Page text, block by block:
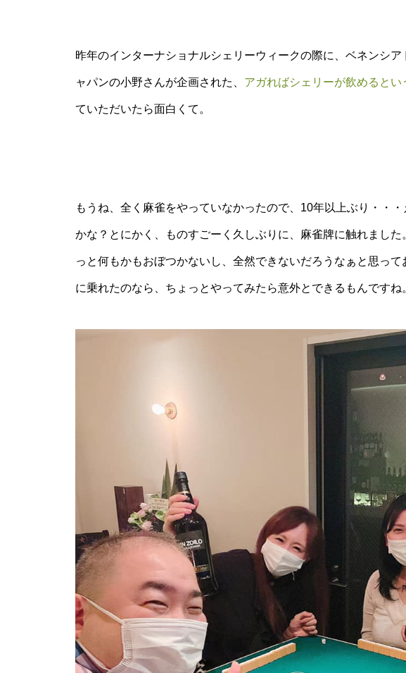
昨年のインターナショナルシェリーウィークの際に、ベネンシ
ャパンの小野さんが企画された、 アガればシェリーが飲めるとい
ていただいたら面白くて。
もうね、全く麻雀をやっていなかったので、10年以上ぶり・・
かな？とにかく、ものすごーく久しぶりに、麻雀牌に触れまし
っと何もかもおぼつかないし、全然できないだろうなぁと思っ
に乗れたのなら、ちょっとやってみたら意外とできるもんですね